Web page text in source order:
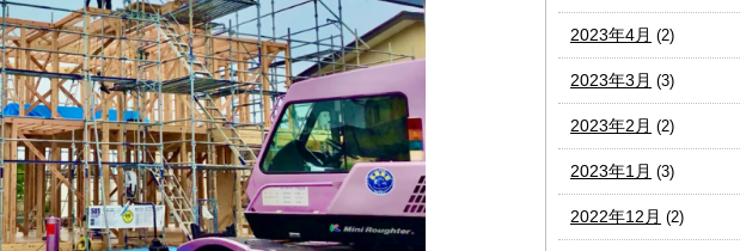
2023年4月 (2)
2023年3月 (3)
2023年2月 (2)
2023年1月 (3)
2022年12月 (2)